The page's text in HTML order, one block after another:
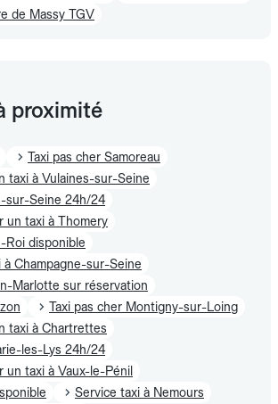
de Massy TGV
proximité
Taxi pas cher Samoreau
taxi à Vulaines-sur-Seine
sur-Seine 24h/24
un taxi à Thomery
Roi disponible
à Champagne-sur-Seine
Marlotte sur réservation
Taxi pas cher Montigny-sur-Loing
taxi à Chartrettes
les-Lys 24h/24
un taxi à Vaux-le-Pénil
Service taxi à Nemours